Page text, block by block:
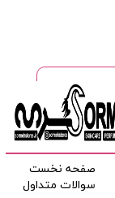
سوالات متداول
صفحه نخست